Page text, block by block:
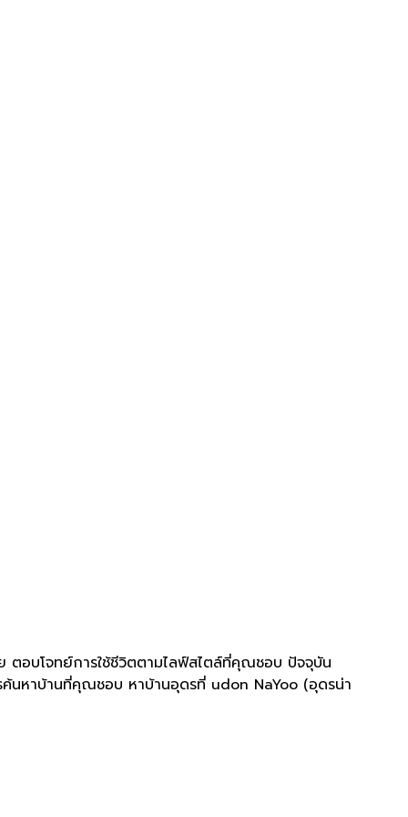
ตอบโจทย์การใช้ชีวิตตามไลฟ์สไตล์ที่คุณชอบ ปัจจุบัน
ค้นหาบ้านที่คุณชอบ หาบ้านอุดรที่ udon NaYoo (อุดรน่า